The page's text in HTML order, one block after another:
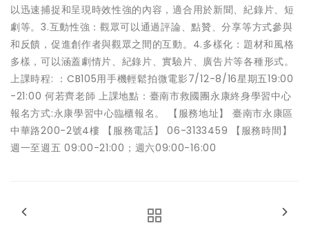
以迅速捕捉和呈現時效性強的內容，適合用於新聞、紀錄片、短
劇等。3.互動性強：觀眾可以通過評論、點贊、分享等方式參與
和反饋，促進創作者與觀眾之間的互動。4.多樣化：題材和風格
多樣，可以涵蓋劇情片、紀錄片、實驗片、廣告片等各種形式。
上課時程: ：CB105用手機輕鬆拍微電影7/12-8/16星期五19:00
-21:00 何若齊老師 上課地點：臺南市救國團永康終身學習中心
報名方式:永康學習中心臨櫃報名。 【服務地址】 臺南市永康區
中華路200-2號4樓 【服務電話】 06-3133459 【服務時間】
週一至週五 09:00-21:00；週六09:00-16:00